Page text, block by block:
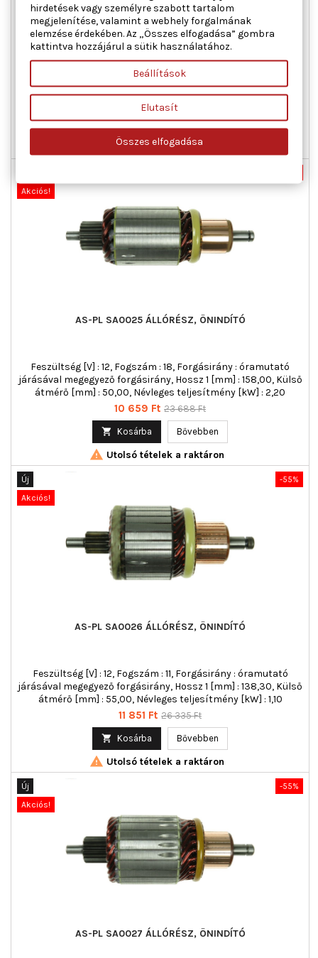
AS-PL SA0017 ÁLLÓRÉSZ, ÖNINDÍTÓ
Feszültség [V] : 12, Fogszám : 10, Forgásirány : óramutató
járásával megegyező forgásirány, Hossz 1 [mm] : 337,40,
Külső átmérő [mm] : 75,00, Névleges teljesítmény [kW] : 3,00
26 065 Ft
Normál
ár
57 923 Ft
 Kosárba Bővebben
Utolsó tételek a raktáron
Akciós!
AS-PL SA0025 ÁLLÓRÉSZ, ÖNINDÍTÓ
Feszültség [V] : 12, Fogszám : 18, Forgásirány : óramutató
járásával megegyező forgásirány, Hossz 1 [mm] : 158,00, Külső
átmérő [mm] : 50,00, Névleges teljesítmény [kW] : 2,20
Ár
10 659 Ft Normál
23 688 Ft
 Kosárba Bővebben
 Utolsó tételek a raktáron
-55%
Új
Akciós!
AS-PL SA0026 ÁLLÓRÉSZ, ÖNINDÍTÓ
Feszültség [V] : 12, Fogszám : 11, Forgásirány : óramutató
járásával megegyező forgásirány, Hossz 1 [mm] : 138,30, Külső
átmérő [mm] : 55,00, Névleges teljesítmény [kW] : 1,10
Ár
11 851 Ft Normál
26 335 Ft
 Kosárba Bővebben
 Utolsó tételek a raktáron
-55%
Új
Akciós!
AS-PL SA0027 ÁLLÓRÉSZ, ÖNINDÍTÓ
hirdetések vagy személyre szabott tartalom
megjelenítése, valamint a webhely forgalmának
elemzése érdekében. Az „Összes elfogadása” gombra
kattintva hozzájárul a sütik használatához.
Beállítások
Elutasít
Összes elfogadása